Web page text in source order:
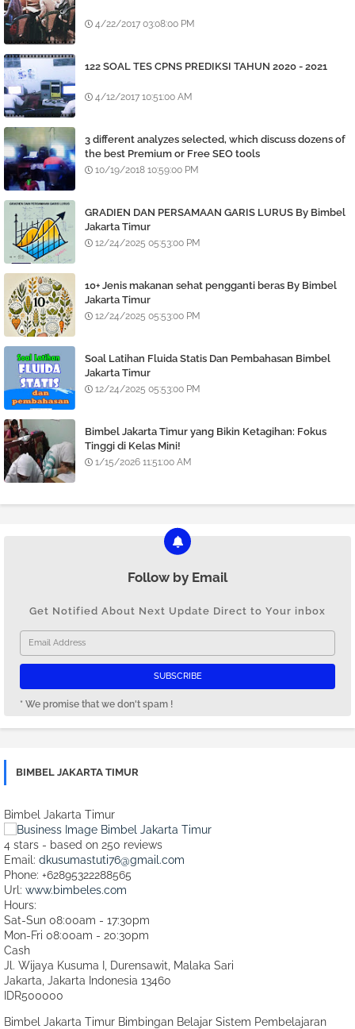
4/22/2017 03:08:00 PM
122 SOAL TES CPNS PREDIKSI TAHUN 2020 - 2021
4/12/2017 10:51:00 AM
3 different analyzes selected, which discuss dozens of
the best Premium or Free SEO tools
10/19/2018 10:59:00 PM
GRADIEN DAN PERSAMAAN GARIS LURUS By Bimbel
Jakarta Timur
12/24/2025 05:53:00 PM
10+ Jenis makanan sehat pengganti beras By Bimbel
Jakarta Timur
12/24/2025 05:53:00 PM
Soal Latihan Fluida Statis Dan Pembahasan Bimbel
Jakarta Timur
12/24/2025 05:53:00 PM
Bimbel Jakarta Timur yang Bikin Ketagihan: Fokus
Tinggi di Kelas Mini!
1/15/2026 11:51:00 AM
Follow by Email
Get Notified About Next Update Direct to Your inbox
* We promise that we don't spam !
BIMBEL JAKARTA TIMUR
Bimbel Jakarta Timur
4 stars - based on 250 reviews
Email: dkusumastuti76@gmail.com
Phone: +62895322288565
Url: www.bimbeles.com
Hours:
Sat-Sun 08:00am - 17:30pm
Mon-Fri 08:00am - 20:30pm
Cash
Jl. Wijaya Kusuma I, Durensawit, Malaka Sari
Jakarta Jakarta Indonesia 13460
IDR500000
Bimbel Jakarta Timur Bimbingan Belajar Sistem Pembelajaran